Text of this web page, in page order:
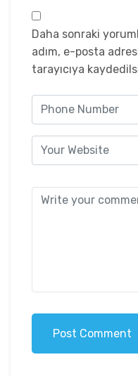
Daha sonraki
adım, e-posta
tarayıcıya
Post Comment